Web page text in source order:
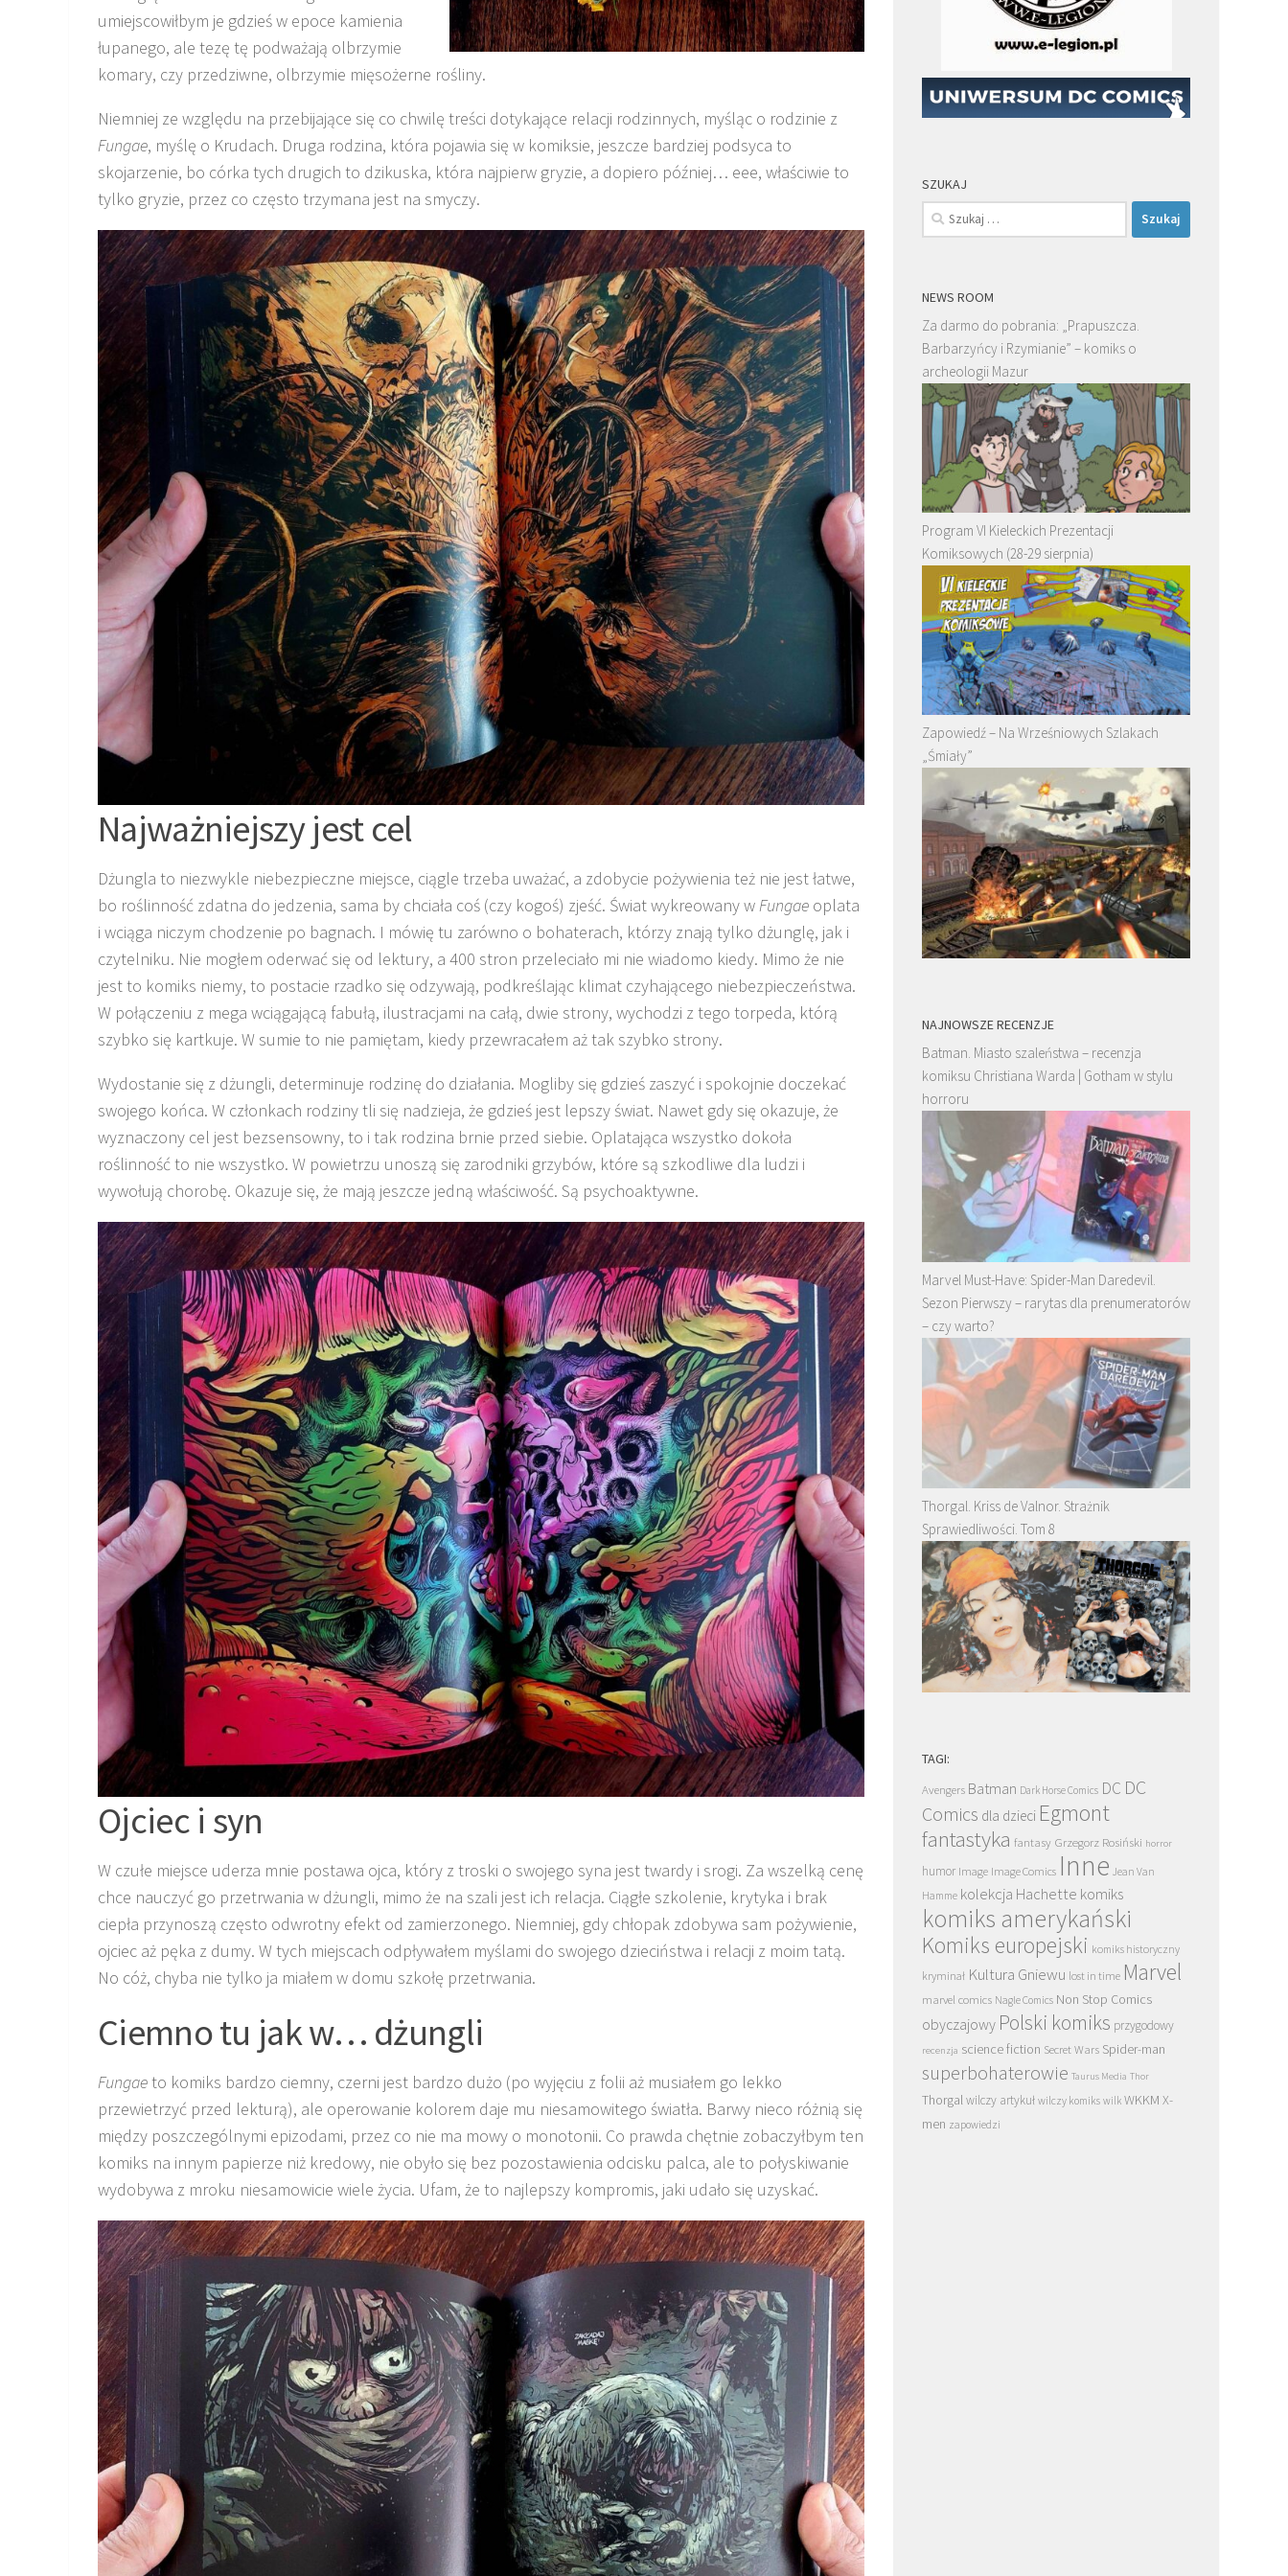
umiejscowiłbym je gdzieś w epoce kamienia
łupanego, ale tezę tę podważają olbrzymie
komary, czy przedziwne, olbrzymie mięsożerne rośliny.
Niemniej ze względu na przebijające się co chwilę treści dotykające relacji rodzinnych, myśląc o rodzinie z
Fungae, myślę o Krudach. Druga rodzina, która pojawia się w komiksie, jeszcze bardziej podsyca to
skojarzenie, bo córka tych drugich to dzikuska, która najpierw gryzie, a dopiero później… eee, właściwie to
tylko gryzie, przez co często trzymana jest na smyczy.
Najważniejszy jest cel
Dżungla to niezwykle niebezpieczne miejsce, ciągle trzeba uważać, a zdobycie pożywienia też nie jest łatwe,
bo roślinność zdatna do jedzenia, sama by chciała coś (czy kogoś) zjeść. Świat wykreowany wFungae oplata
i wciąga niczym chodzenie po bagnach. I mówię tu zarówno o bohaterach, którzy znają tylko dżunglę, jak i
czytelniku. Nie mogłem oderwać się od lektury, a 400 stron przeleciało mi nie wiadomo kiedy. Mimo że nie
jest to komiks niemy, to postacie rzadko się odzywają, podkreślając klimat czyhającego niebezpieczeństwa.
W połączeniu z mega wciągającą fabułą, ilustracjami na całą, dwie strony, wychodzi z tego torpeda, którą
szybko się kartkuje. W sumie to nie pamiętam, kiedy przewracałem aż tak szybko strony.
Wydostanie się z dżungli, determinuje rodzinę do działania. Mogliby się gdzieś zaszyć i spokojnie doczekać
swojego końca. W członkach rodziny tli się nadzieja, że gdzieś jest lepszy świat. Nawet gdy się okazuje, że
wyznaczony cel jest bezsensowny, to i tak rodzina brnie przed siebie. Oplatająca wszystko dokoła
roślinność to nie wszystko. W powietrzu unoszą się zarodniki grzybów, które są szkodliwe dla ludzi i
wywołują chorobę. Okazuje się, że mają jeszcze jedną właściwość. Są psychoaktywne.
Ojciec i syn
W czułe miejsce uderza mnie postawa ojca, który z troski o swojego syna jest twardy i srogi. Za wszelką cenę
chce nauczyć go przetrwania w dżungli, mimo że na szali jest ich relacja. Ciągłe szkolenie, krytyka i brak
ciepła przynoszą często odwrotny efekt od zamierzonego. Niemniej, gdy chłopak zdobywa sam pożywienie,
ojciec aż pęka z dumy. W tych miejscach odpływałem myślami do swojego dzieciństwa i relacji z moim tatą.
No cóż, chyba nie tylko ja miałem w domu szkołę przetrwania.
Ciemno tu jak w… dżungli
Fungaeto komiks bardzo ciemny, czerni jest bardzo dużo (po wyjęciu z folii aż musiałem go lekko
przewietrzyć przed lekturą), ale operowanie kolorem daje mu niesamowitego światła. Barwy nieco różnią się
między poszczególnymi epizodami, przez co nie ma mowy o monotonii. Co prawda chętnie zobaczyłbym ten
komiks na innym papierze niż kredowy, nie obyło się bez pozostawienia odcisku palca, ale to połyskiwanie
wydobywa z mroku niesamowicie wiele życia. Ufam, że to najlepszy kompromis, jaki udało się uzyskać.
SZUKAJ
Szukaj:
NEWS ROOM
Za darmo do pobrania: „Prapuszcza.
Barbarzyńcy i Rzymianie” – komiks o
archeologii Mazur
Program VI Kieleckich Prezentacji
Komiksowych (28-29 sierpnia)
Zapowiedź – Na Wrześniowych Szlakach
„Śmiały”
NAJNOWSZE RECENZJE
Batman. Miasto szaleństwa – recenzja
komiksu Christiana Warda | Gotham w stylu
horroru
Marvel Must-Have: Spider-Man Daredevil.
Sezon Pierwszy – rarytas dla prenumeratorów
– czy warto?
Thorgal. Kriss de Valnor. Strażnik
Sprawiedliwości. Tom 8
TAGI:
Avengers Batman Dark Horse Comics DC DC
Comics dla dzieci Egmont
fantastyka fantasy Grzegorz Rosiński horror
humor Image Image Comics Inne Jean Van
Hamme kolekcja Hachette komiks
komiks amerykański
Komiks europejski komiks historyczny
kryminał Kultura Gniewu lost in time Marvel
marvel comics Nagle Comics Non Stop Comics
obyczajowy Polski komiks przygodowy
recenzja science fiction Secret Wars Spider-man
superbohaterowie Taurus Media Thor
Thorgalwilczy artykuł wilczy komiks wilk WKKM X-
men zapowiedzi